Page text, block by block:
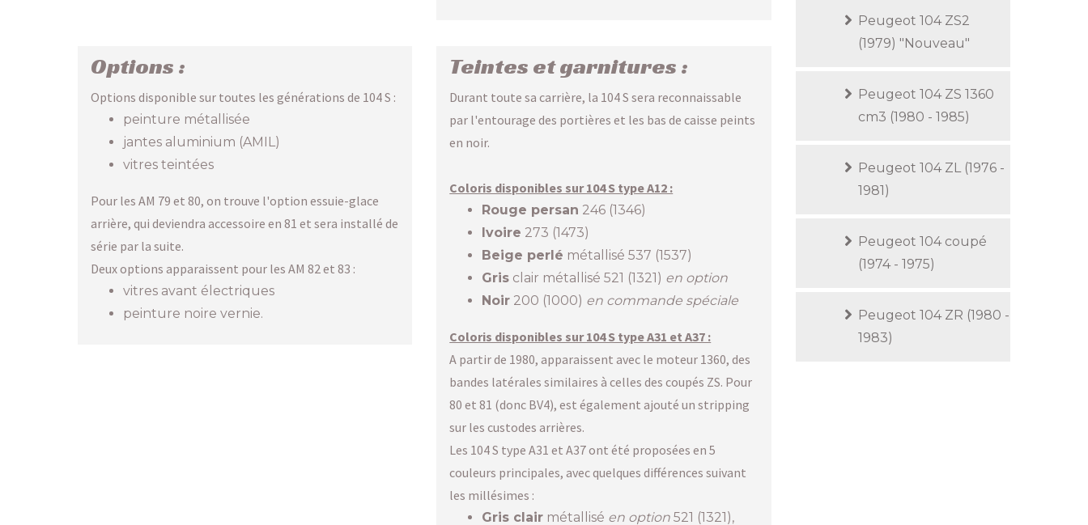
Options :
Options disponible sur toutes les générations de 104 S :
peinture métallisée
jantes aluminium (AMIL)
vitres teintées
Pour les AM 79 et 80, on trouve l'option essuie-glace
arrière, qui deviendra accessoire en 81 et sera installé de
série par la suite.
Deux options apparaissent pour les AM 82 et 83 :
vitres avant électriques
peinture noire vernie.
Teintes et garnitures :
Durant toute sa carrière, la 104 S sera reconnaissable
par l'entourage des portières et les bas de caisse peints
en noir.
Coloris disponibles sur 104 S type A12 :
Rouge persan 246 (1346)
Ivoire 273 (1473)
Beige perlé métallisé 537 (1537)
Gris clair métallisé 521 (1321) en option
Noir 200 (1000) en commande spéciale
Coloris disponibles sur 104 S type A31 et A37 :
A partir de 1980, apparaissent avec le moteur 1360, des
bandes latérales similaires à celles des coupés ZS. Pour
80 et 81 (donc BV4), est également ajouté un stripping
sur les custodes arrières.
Les 104 S type A31 et A37 ont été proposées en 5
couleurs principales, avec quelques différences suivant
les millésimes :
Gris clair métallisé en option 521 (1321),
Peugeot 104 ZS2
(1979) "Nouveau"
Peugeot 104 ZS 1360
cm3 (1980 - 1985)
Peugeot 104 ZL (1976 -
1981)
Peugeot 104 coupé
(1974 - 1975)
Peugeot 104 ZR (1980 -
1983)